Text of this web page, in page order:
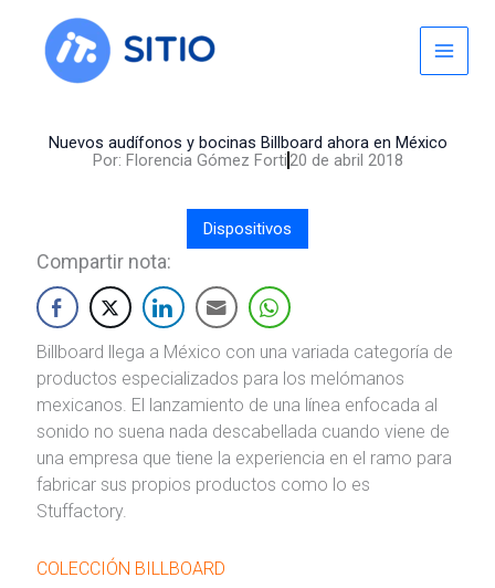
content
Nuevos audífonos y bocinas Billboard ahora en México
Por: Florencia Gómez Forti20 de abril 2018
Dispositivos
Compartir nota:
Billboard llega a México con una variada categoría de
productos especializados para los melómanos
mexicanos. El lanzamiento de una línea enfocada al
sonido no suena nada descabellada cuando viene de
una empresa que tiene la experiencia en el ramo para
fabricar sus propios productos como lo es
Stuffactory.
COLECCIÓN BILLBOARD